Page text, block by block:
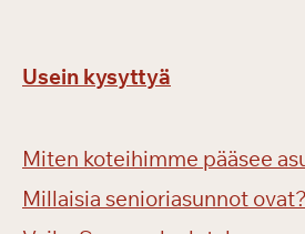
Usein kysyttyä
Miten koteihimme pääsee
Millaisia senioriasunnot ovat?